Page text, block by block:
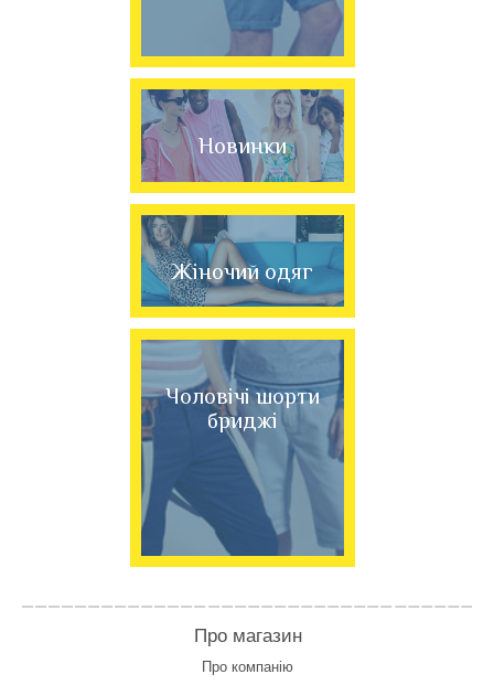
Новинки
Жіночий одяг
Чоловічі шорти
бриджі
Про магазин
Про компанію